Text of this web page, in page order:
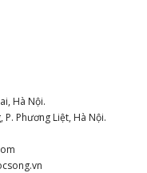
Hà Nội.
P. Phương Liệt, Hà Nội.